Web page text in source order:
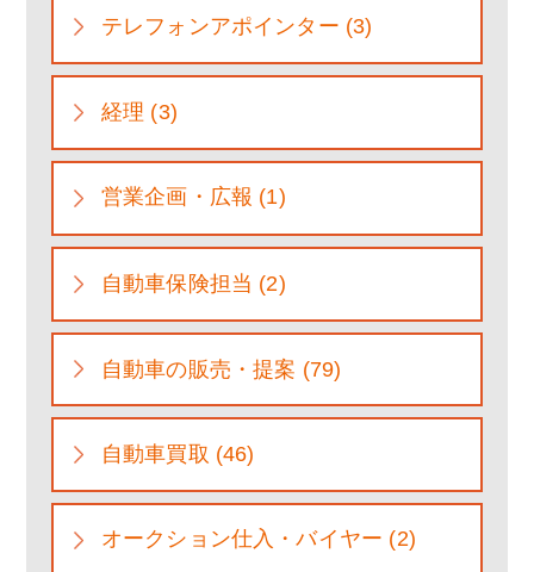
テレフォンアポインター (3)
経理 (3)
営業企画・広報 (1)
自動車保険担当 (2)
自動車の販売・提案 (79)
自動車買取 (46)
オークション仕入・バイヤー (2)